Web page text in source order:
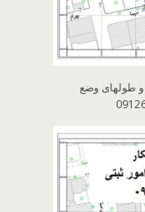
طولهای وضع